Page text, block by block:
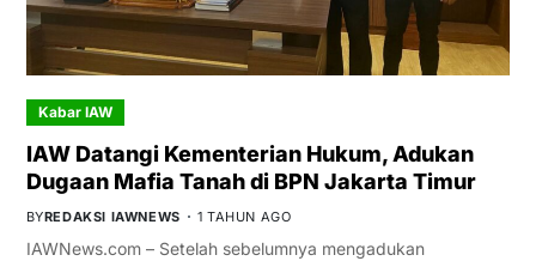
Kabar IAW
IAW Datangi Kementerian Hukum, Adukan
Dugaan Mafia Tanah di BPN Jakarta Timur
BYREDAKSI IAWNEWS 1 TAHUN AGO
IAWNews.com – Setelah sebelumnya mengadukan